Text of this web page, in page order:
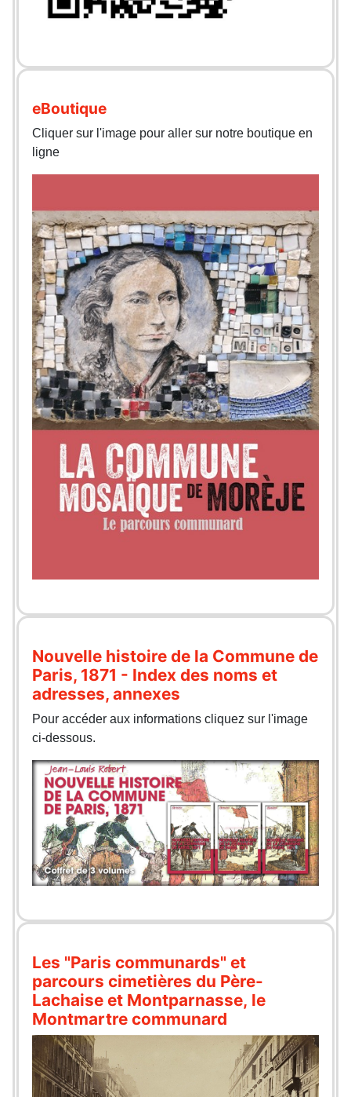
eBoutique
Cliquer sur l'image pour aller sur notre boutique en
ligne
Nouvelle histoire de la Commune de
Paris, 1871 - Index des noms et
adresses, annexes
Pour accéder aux informations cliquez sur l'image
ci-dessous.
Les "Paris communards" et
parcours cimetières du Père-
Lachaise et Montparnasse, le
Montmartre communard